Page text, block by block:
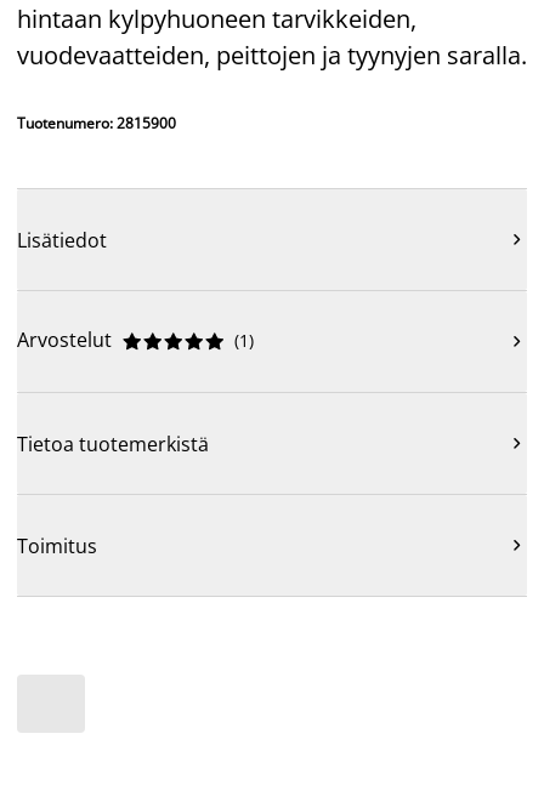
hintaan kylpyhuoneen tarvikkeiden,
vuodevaatteiden, peittojen ja tyynyjen saralla.
Tuotenumero: 2815900
Lisätiedot 
Arvostelut 




 (1) 
Tietoa tuotemerkistä 
Toimitus 